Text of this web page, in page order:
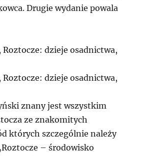
Drugie wydanie powala
Roztocze: dzieje osadnictwa,
Roztocze: dzieje osadnictwa,
znany jest wszystkim
ze znakomitych
których szczególnie należy
– środowisko